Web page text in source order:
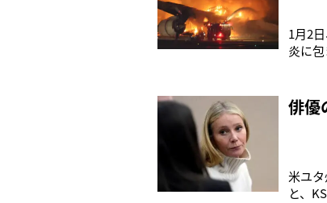
1月2
炎に
島を
に物資
俳優
米ユ
と、